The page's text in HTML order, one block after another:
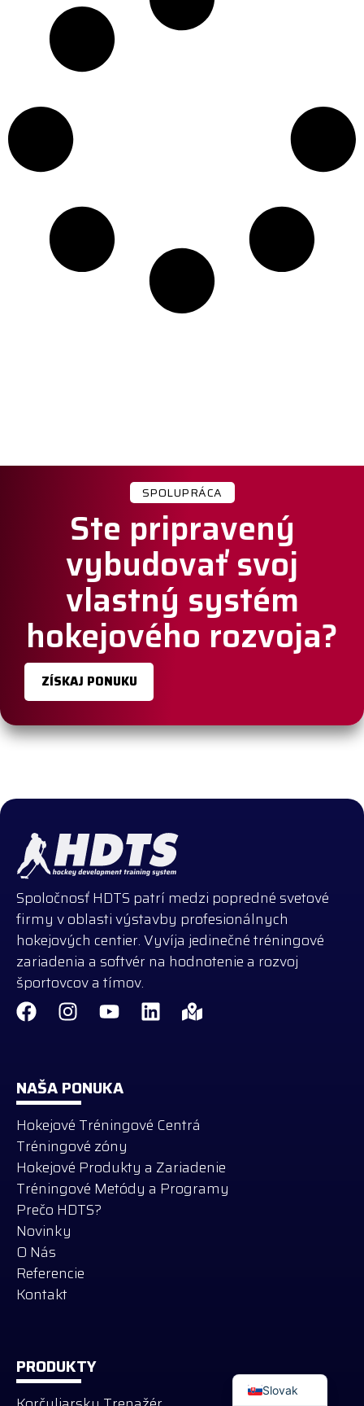
SPOLUPRÁCA
Ste pripravený
vybudovať svoj
vlastný systém
hokejového rozvoja?
ZÍSKAJ PONUKU
Spoločnosť HDTS patrí medzi popredné svetové
firmy v oblasti výstavby profesionálnych
hokejových centier. Vyvíja jedinečné tréningové
zariadenia a softvér na hodnotenie a rozvoj
športovcov a tímov.
NAŠA PONUKA
Hokejové Tréningové Centrá
Tréningové zóny
Hokejové Produkty a Zariadenie
Tréningové Metódy a Programy
Prečo HDTS?
Novinky
O Nás
Referencie
Kontakt
PRODUKTY
Slovak